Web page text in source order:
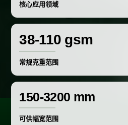
核心应用领域
38-110 gsm
常规克重范围
150-3200 mm
可供幅宽范围